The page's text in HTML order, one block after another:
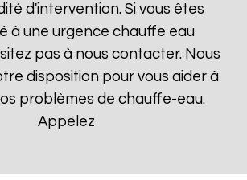
d'intervention. Si vous êtes
à une urgence chauffe eau
pas à nous contacter. Nous
disposition pour vous aider à
problèmes de chauffe-eau.
Appelez